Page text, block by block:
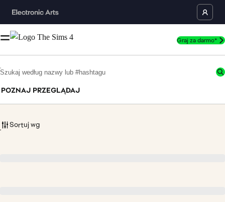
Graj za darmo*
Proszę wyszukać 4 znaków lub więcej
POZNAJ PRZEGLĄDAJ
Sortuj wg